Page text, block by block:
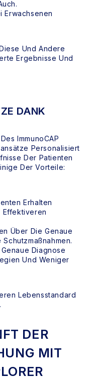
Erwachsenen
Und Andere
Ergebnisse Und
DANK
ImmunoCAP
Personalisiert
Der Patienten
Der Vorteile:
Erhalten
Effektiveren
Über Die Genaue
Diagnose
Und Weniger
Lebensstandard
DER
MIT